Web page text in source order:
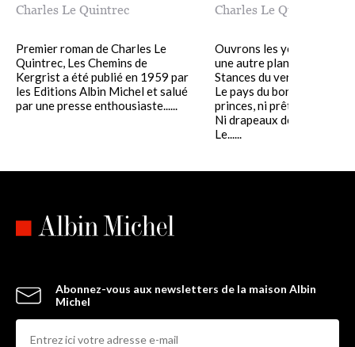
Charles Le Quintrec
Premier roman de Charles Le
Quintrec, Les Chemins de
Kergrist a été publié en 1959 par
les Editions Albin Michel et salué
par une presse enthousiaste......
Charles Le Quintrec
Ouvrons les yeux
une autre planète
Stances du verbe aimer
Le pays du bonheur n?a ni
princes, ni prêtres
Ni drapeaux déployés?
Le......
Abonnez-vous aux newsletters de la maison Albin
Michel